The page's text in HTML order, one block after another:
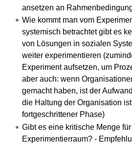
ansetzen an
Wie kommt man vom
systemisch betrachtet gibt es
von Lösungen in sozialen
weiter experimentieren
Experiment aufsetzen, um
aber auch: wenn
gemacht haben, ist der
die Haltung der Organisation
fortgeschrittener Phase)
Gibt es eine kritische Menge
Experimentierraum? -